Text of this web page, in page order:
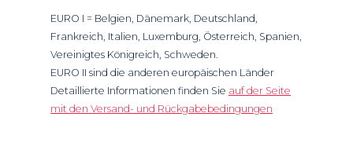
EURO I = Belgien, Dänemark, Deutschland,
Frankreich, Italien, Luxemburg, Österreich, Spanien,
Vereinigtes Königreich, Schweden.
EURO II sind die anderen europäischen Länder
Detaillierte Informationen finden Sie auf der Seite
mit den Versand- und Rückgabebedingungen
Reserveren
Leden login
Over ons